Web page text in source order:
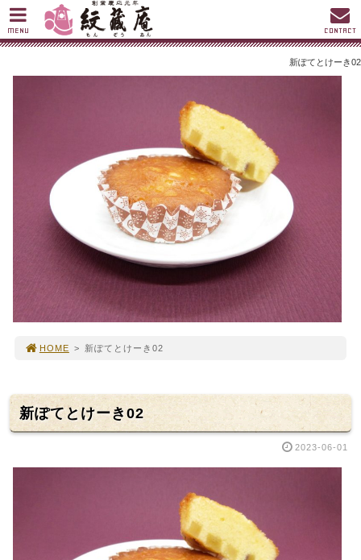
新ぽてとけーき02
HOME > 新ぽてとけーき02
新ぽてとけーき02
2023-06-01
MENU CONTACT